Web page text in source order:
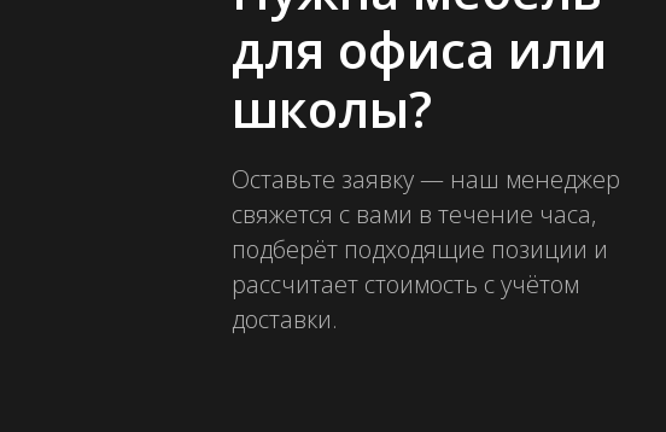
для офиса или
школы?
Оставьте заявку — наш менеджер
свяжется с вами в течение часа,
подберёт подходящие позиции и
рассчитает стоимость с учётом
доставки.